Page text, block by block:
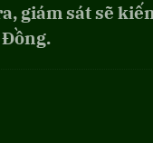
giám sát sẽ